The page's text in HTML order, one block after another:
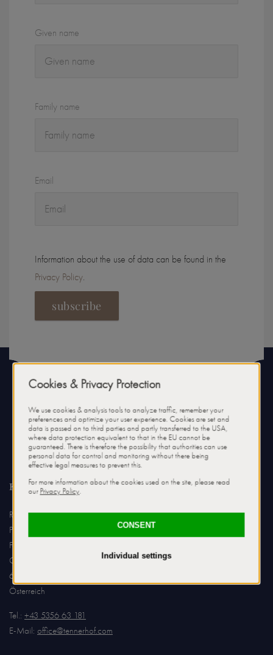
Given name
Family name
Email
Information about the use of data can be found in the
Privacy Policy.
subscribe
контакт
Relais & Châteaux Hotel Tennerhof
Pasquali GmbH & Co. KG
Familie Luigi von Pasquali
Griesenauweg 26
6370 Kitzbühel
Österreich
Tel.: +43 5356 63 181
E-Mail: office@tennerhof.com